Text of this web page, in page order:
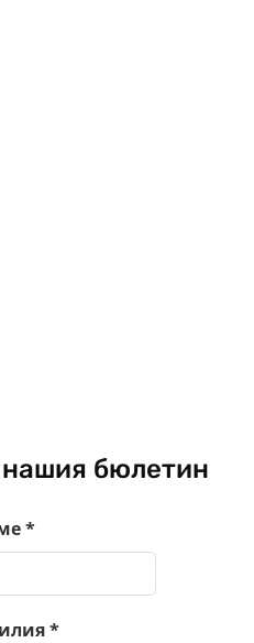
бюлетин
*
*